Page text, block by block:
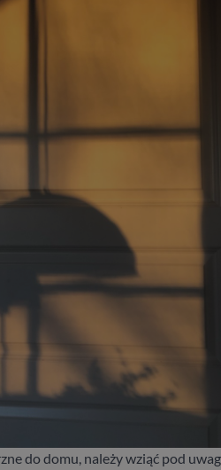
do domu, należy wziąć pod